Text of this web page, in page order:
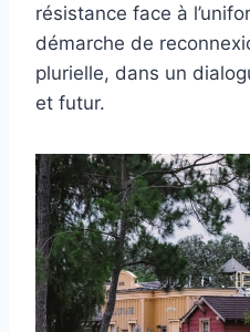
résistance face à
démarche de
plurielle, dans un
et futur.